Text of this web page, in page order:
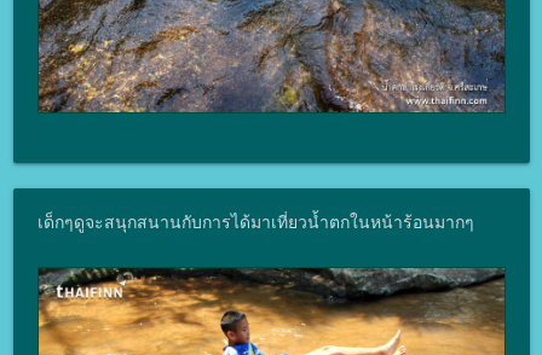
เด็กๆดูจะสนุกสนานกับการได้มาเที่ยวน้ำตกในหน้าร้อนมากๆ